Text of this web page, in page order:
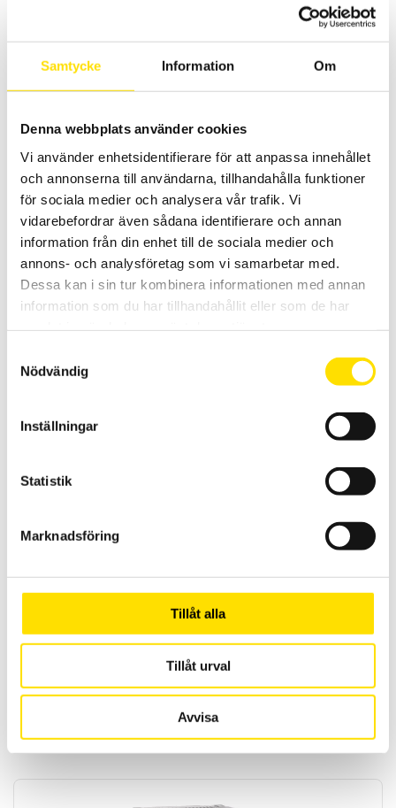
Samtycke Information Om
Denna webbplats använder cookies
Vi använder enhetsidentifierare för att anpassa innehållet
och annonserna till användarna, tillhandahålla funktioner
för sociala medier och analysera vår trafik. Vi
vidarebefordrar även sådana identifierare och annan
information från din enhet till de sociala medier och
annons- och analysföretag som vi samarbetar med.
Dessa kan i sin tur kombinera informationen med annan
information som du har tillhandahållit eller som de har
Nödvändig
Inställningar
Statistik
Marknadsföring
Tillåt alla
Tillåt urval
Avvisa
UX 36 100 kV är en mycket kompakt, kraftfull och innovativ
med tangenterna på fronten.
ETL Högspänningsprovare UX36 50 kV med
oljetransformator
UX 36 50 kV är en mycket kompakt, kraftfull och innovativ
Alla värden är lätt inställbara över RS232 interface eller manuellt
ETL Högspänningsprovare UX36 30 kV med
oljetransformator
UX 36 30 kV är en mycket kompakt, kraftfull och innovativ
högspänningsprovare med en testspänning upp till 30 000 VAC.
Alla värden är lätt inställbara över RS232 interface eller manuellt
med tangenterna på fronten.